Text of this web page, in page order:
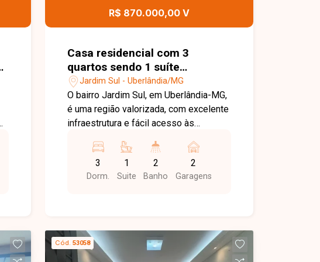
excelente oportunidade comercial.
R$ 870.000,00 V
Casa residencial com 3
quartos sendo 1 suíte
disponível para venda no bairro
Jardim Sul em Uberlândia-MG
Jardim Sul - Uberlândia/MG
O bairro Jardim Sul, em Uberlândia-MG,
é uma região valorizada, com excelente
infraestrutura e fácil acesso às
supermercados, escolas, farmácias,
restaurantes e diversos serviços,
oferece praticidade, conforto e
composta por sala com pé-direito alto,
painel planejado e ampla janela, 03
3
Dorm.
1
Suite
2
Banho
2
Garagens
Cód. 53058